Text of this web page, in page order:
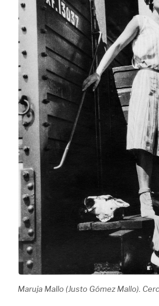
Maruja Mallo (Justo Gómez Mallo).